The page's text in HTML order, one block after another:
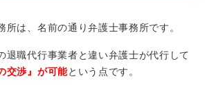
所は、名前の通り弁護士事務所です。
退職代行事業者と違い弁護士が代行して
交渉』が可能という点です。